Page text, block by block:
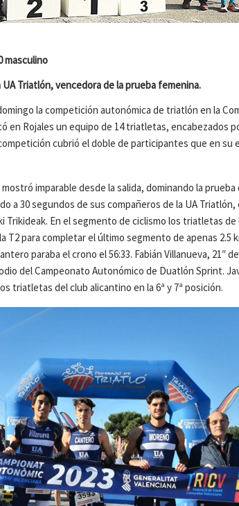
masculino
Triatlón, vencedora de la prueba femenina.
la competición autonómica de triatlón en la
en Rojales un equipo de 14 triatletas, encabezados
cubrió el doble de participantes que en su
imparable desde la salida, dominando la
a 30 segundos de sus compañeros de la UA
En el segmento de ciclismo los triatletas de
T2 para completar el último segmento de apenas 2.5
paraba el crono el 56:33. Fabián Villanueva, 21″
del Campeonato Autonómico de Duatlón Sprint.
triatletas del club alicantino en la 6ª y 7ª posición.